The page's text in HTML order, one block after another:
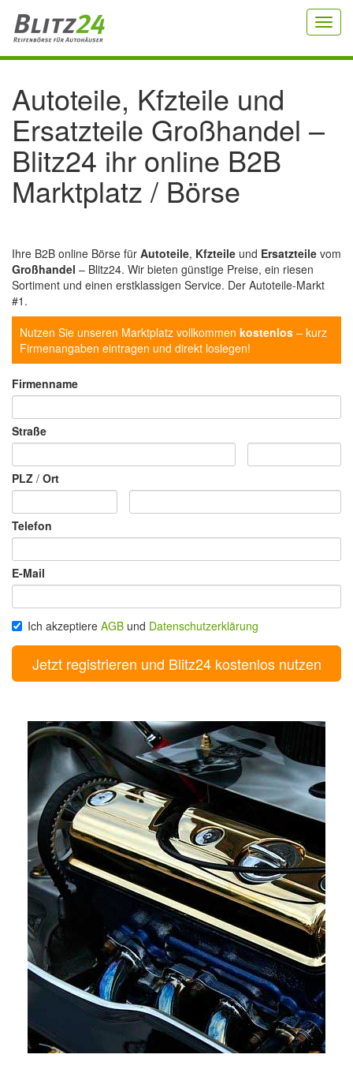
Autoteile, Kfzteile und
Ersatzteile Großhandel –
Blitz24 ihr online B2B
Marktplatz / Börse
Ihre B2B online Börse für Autoteile, Kfzteile und Ersatzteile vom
Großhandel – Blitz24. Wir bieten günstige Preise, ein riesen
Sortiment und einen erstklassigen Service. Der Autoteile-Markt
#1.
Nutzen Sie unseren Marktplatz vollkommen kostenlos – kurz
Firmenangaben eintragen und direkt loslegen!
Firmenname
Straße
PLZ / Ort
Telefon
E-Mail
Ich akzeptiere AGB und Datenschutzerklärung